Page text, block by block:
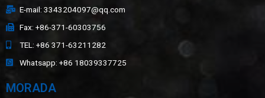
E-mail: 3343204097@qq.com
Fax: +86-371-60303756
TEL: +86 371-63211282
Whatsapp: +86 18039337725
MORADA